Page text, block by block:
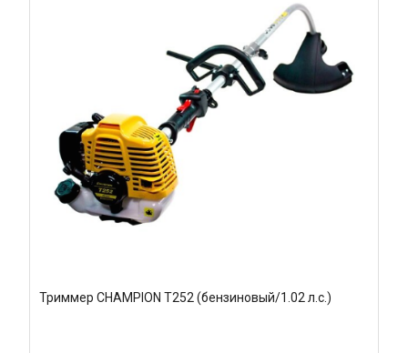
Триммер CHAMPION T252 (бензиновый/1.02 л.с.)